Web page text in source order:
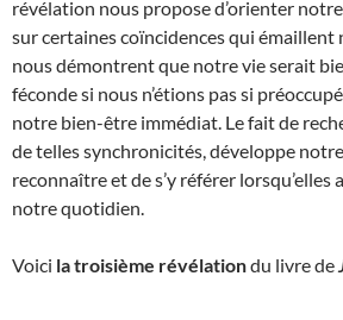
révélation nous propose d’orienter
sur certaines coïncidences qui
nous démontrent que notre vie serait
féconde si nous n’étions pas si
notre bien-être immédiat. Le fait de
de telles synchronicités, développe
reconnaître et de s’y référer lorsqu’elles
notre quotidien.
Voici la troisième révélationdu livre de